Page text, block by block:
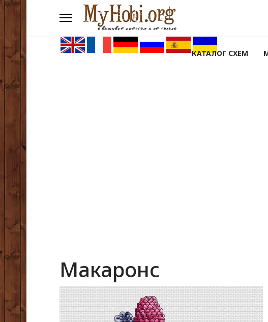
КАТАЛОГ СХЕМ
Макаронс